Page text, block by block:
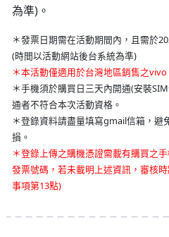
為準)。
＊發票日期需在活動期間內，且需於
(時間以活動網站後台系統為準)
＊本活動僅適用於台灣地區銷售之vivo
＊手機須於購買日三天內開通(安裝
通者不符合本次活動資格。
＊登錄資料請盡量填寫gmail信箱，避
損。
＊登錄上傳之購機憑證需載有購買之
發票號碼，若未載明上述資訊，審核
事項第13點)